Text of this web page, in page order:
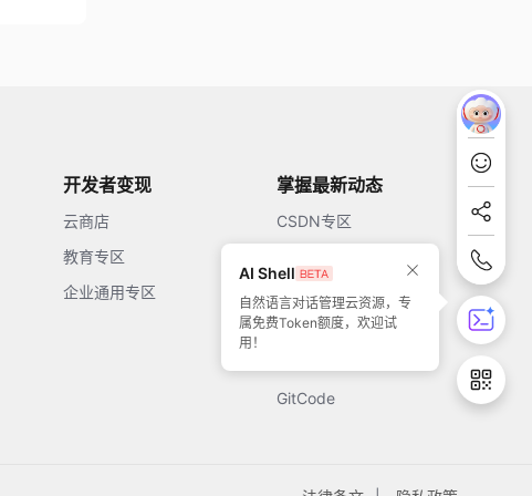
AI Shell
自然语言对话管理云资源，专
属免费Token额度，欢迎试
用！
开发者变现
云商店
教育专区
企业通用专区
掌握最新动态
CSDN专区
开源中国
51CTO
GitCode